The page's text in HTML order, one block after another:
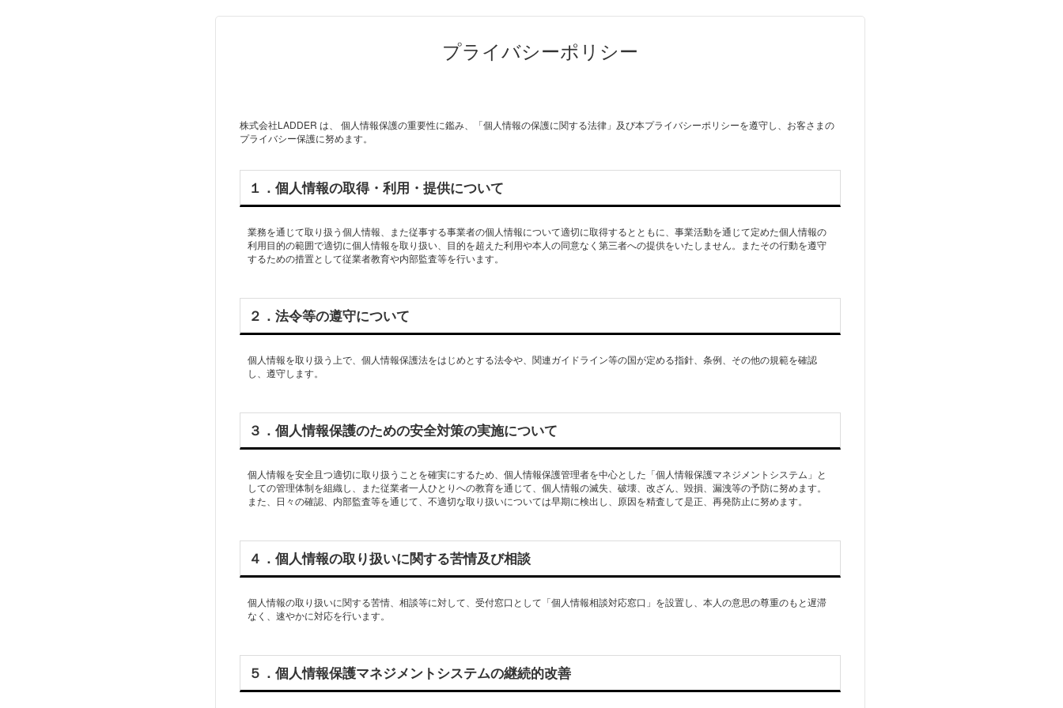
プライバシーポリシー
株式会社LADDER は、 個人情報保護の重要性に鑑み、「個人情報の保護に関する法律」及び本プライバシーポリシーを遵守し、お客さまの
プライバシー保護に努めます。
１．個人情報の取得・利用・提供について
業務を通じて取り扱う個人情報、また従事する事業者の個人情報について適切に取得するとともに、事業活動を通じて定めた個人情報の
利用目的の範囲で適切に個人情報を取り扱い、目的を超えた利用や本人の同意なく第三者への提供をいたしません。またその行動を遵守
するための措置として従業者教育や内部監査等を行います。
２．法令等の遵守について
個人情報を取り扱う上で、個人情報保護法をはじめとする法令や、関連ガイドライン等の国が定める指針、条例、その他の規範を確認
し、遵守します。
３．個人情報保護のための安全対策の実施について
個人情報を安全且つ適切に取り扱うことを確実にするため、個人情報保護管理者を中心とした「個人情報保護マネジメントシステム」と
しての管理体制を組織し、また従業者一人ひとりへの教育を通じて、個人情報の滅失、破壊、改ざん、毀損、漏洩等の予防に努めます。
また、日々の確認、内部監査等を通じて、不適切な取り扱いについては早期に検出し、原因を精査して是正、再発防止に努めます。
４．個人情報の取り扱いに関する苦情及び相談
個人情報の取り扱いに関する苦情、相談等に対して、受付窓口として「個人情報相談対応窓口」を設置し、本人の意思の尊重のもと遅滞
なく、速やかに対応を行います。
５．個人情報保護マネジメントシステムの継続的改善